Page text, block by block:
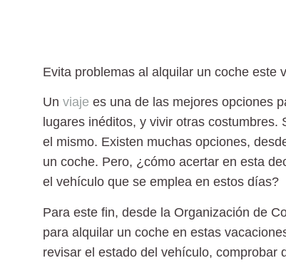
Evita problemas al alquilar un coche este
Un viaje es una de las mejores opciones
lugares inéditos, y vivir otras
el mismo. Existen muchas opciones,
un coche. Pero, ¿cómo acertar en esta
el vehículo que se emplea en estos días?
Para este fin, desde la Organización de
para alquilar un coche en estas
revisar el estado del vehículo, comprobar